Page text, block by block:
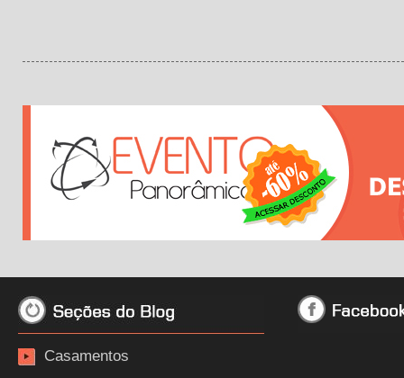
Casamentos